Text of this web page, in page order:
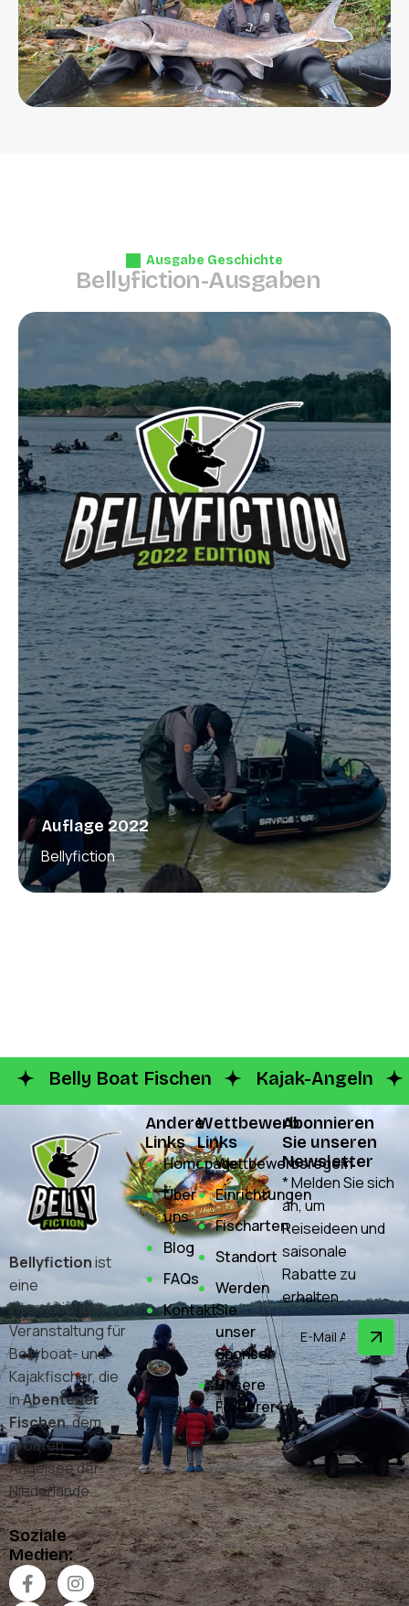
Ausgabe Geschichte
Bellyfiction-Ausgaben
Auflage 2022
Bellyfiction
Belly Boat Fischen Kajak-Angeln
Bellyfictionist
eine
internationale
Veranstaltung für
Bellyboat- und
Kajakfischer, die
inAbenteuer
Fischen, dem
größten
Angelsee der
Niederlande.
Soziale
Medien:
Andere
Links
Homepage
Über
uns
Blog
FAQs
Kontakt
Wettbewerb
Links
Wettbewerbsregeln
Einrichtungen
Fischarten
Standort
Werden
Sie
unser
Sponsor
Unsere
Förderer
Abonnieren
Sie unseren
Newsletter
* Melden Sie sich
an, um
Reiseideen und
saisonale
Rabatte zu
erhalten.